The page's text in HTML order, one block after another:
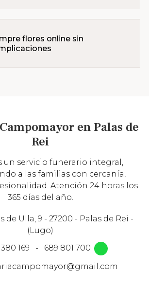
flores online sin
en Palas de
Rei
un servicio funerario integral,
a las familias con cercanía,
Atención 24 horas los
365 días del año.
de Ulla, 9 - 27200 - Palas de Rei -
(Lugo)
169
-
689 801 700